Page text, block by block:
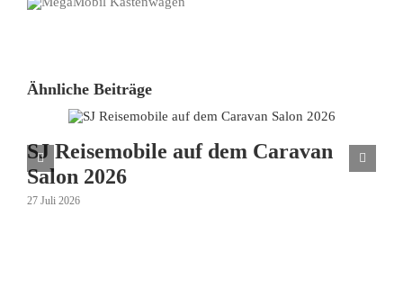
Ähnliche Beiträge
SJ Reisemobile auf dem Caravan
Salon 2026
27 Juli 2026